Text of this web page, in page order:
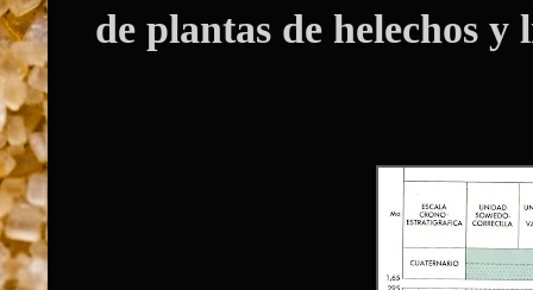
de plantas de helechos